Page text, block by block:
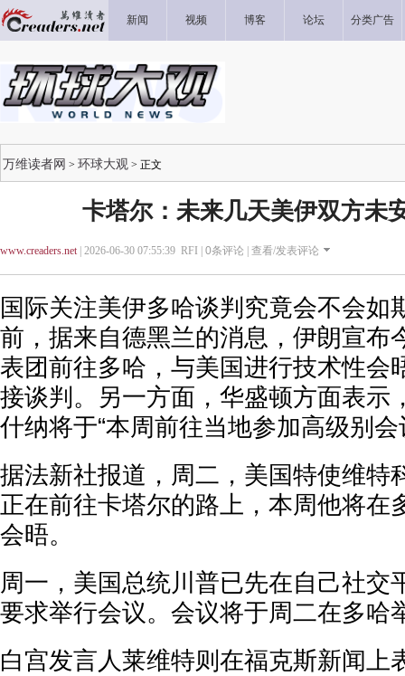
新闻 视频 博客 论坛 分类广告
万维读者网 > 环球大观 > 正文
卡塔尔：未来几天美伊双方未
www.creaders.net| 2026-06-30 07:55:39 RFI | 0条评论 | 查看/发表评论
国际关注美伊多哈谈判究竟会不会如
前，据来自德黑兰的消息，伊朗宣布
表团前往多哈，与美国进行技术性会
接谈判。另一方面，华盛顿方面表示
什纳将于“本周前往当地参加高级别会
据法新社报道，周二，美国特使维特
正在前往卡塔尔的路上，本周他将在
会晤。
周一，美国总统川普已先在自己社交
要求举行会议。会议将于周二在多哈
白宫发言人莱维特则在福克斯新闻上